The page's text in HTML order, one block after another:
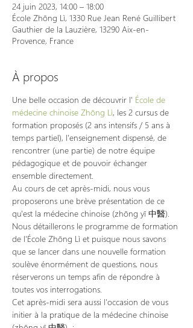
24 juin 2023, 14:00 – 18:00
École Zhōng Lì, 1330 Rue Jean René Guillibert
Gauthier de la Lauzière, 13290 Aix-en-
Provence, France
À propos
Une belle occasion de découvrir l' École de
médecine chinoise Zhōng Lì, les 2 cursus de
formation proposés (2 ans intensifs / 5 ans à
temps partiel), l'enseignement dispensé, de
rencontrer (une partie) de notre équipe
pédagogique et de pouvoir échanger
ensemble directement.
Au cours de cet après-midi, nous vous
proposerons une brève présentation de ce
qu'est la médecine chinoise (zhōng yī 中醫).
Nous détaillerons le programme de formation
de l'École Zhōng Lì et puisque nous savons
que se lancer dans une nouvelle formation
soulève énormément de questions, nous
réserverons un temps afin de répondre à
toutes vos interrogations.
Cet après-midi sera aussi l'occasion de vous
initier à la pratique de la médecine chinoise